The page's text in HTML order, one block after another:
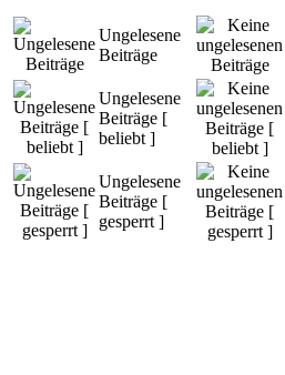
Ungelesene
Beiträge
Ungelesene
Beiträge [
beliebt ]
Ungelesene
Beiträge [
gesperrt ]